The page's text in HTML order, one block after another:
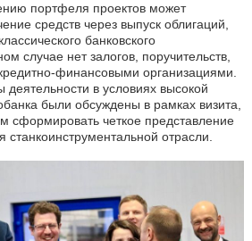
портфеля проектов может
средств через выпуск облигаций,
банковского
случае нет залогов, поручительств,
финансовыми организациями.
в условиях высокой
были обсуждены в рамках визита,
сформировать четкое представление
станкоинструментальной отрасли.